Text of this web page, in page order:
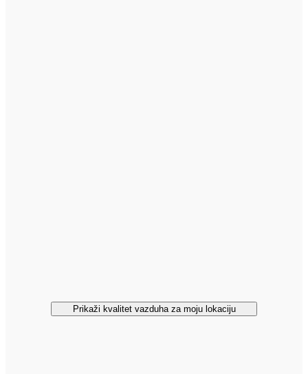
Prikaži kvalitet vazduha za moju lokaciju